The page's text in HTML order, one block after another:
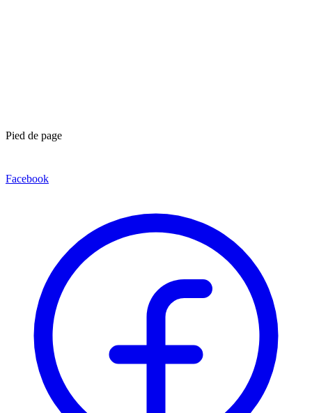
Pied de page
Facebook